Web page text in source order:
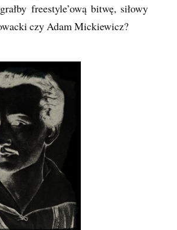
freestyle’ową bitwę, siłowy
czy Adam Mickiewicz?